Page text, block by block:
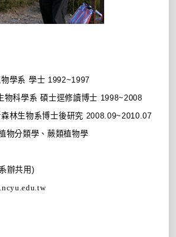
學系 學士 1992~1997
物科學系 碩士逕修讀博士 1998~2008
林生物系博士後研究 2008.09~2010.07
物分類學、蕨類植物學
系辦共用 )